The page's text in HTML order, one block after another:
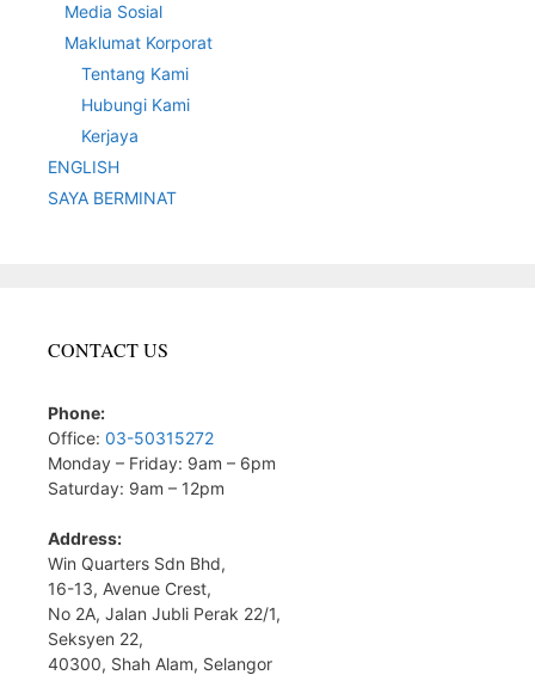
Media Sosial
Maklumat Korporat
Tentang Kami
Hubungi Kami
Kerjaya
ENGLISH
SAYA BERMINAT
CONTACT US
Phone:
Office: 03-50315272
Monday – Friday: 9am – 6pm
Saturday: 9am – 12pm
Address:
Win Quarters Sdn Bhd,
16-13, Avenue Crest,
No 2A, Jalan Jubli Perak 22/1,
Seksyen 22,
40300, Shah Alam, Selangor